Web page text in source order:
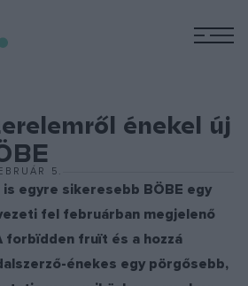
énekel új
5.
egyre sikeresebb BÖBE egy
fel februárban megjelenő
forbïdden fruït és a hozzá
énekes egy pörgősebb,